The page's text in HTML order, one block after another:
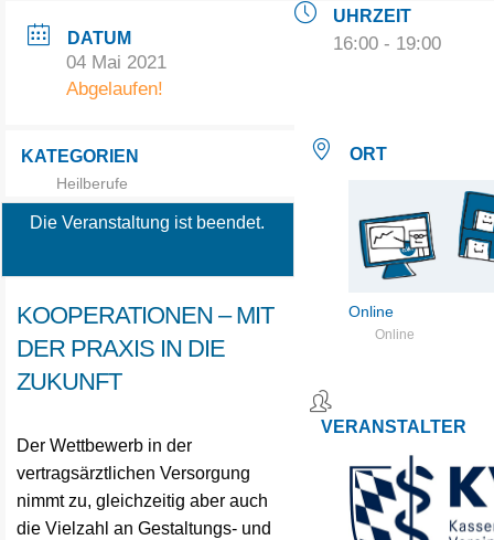
DATUM
04 Mai 2021
Abgelaufen!
UHRZEIT
16:00 - 19:00
KATEGORIEN
Heilberufe
Die Veranstaltung ist beendet.
KOOPERATIONEN – MIT
DER PRAXIS IN DIE
ZUKUNFT
Der Wettbewerb in der
vertragsärztlichen Versorgung
nimmt zu, gleichzeitig aber auch
die Vielzahl an Gestaltungs- und
ORT
Online
Online
VERANSTALTER